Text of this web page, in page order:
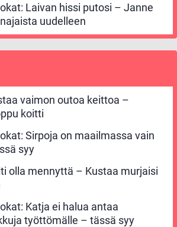
Laivan hissi putosi – Janne
uudelleen
vaimon outoa keittoa –
koitti
Sirpoja on maailmassa vain
syy
olla mennyttä – Kustaa murjaisi
Katja ei halua antaa
työttömälle – tässä syy